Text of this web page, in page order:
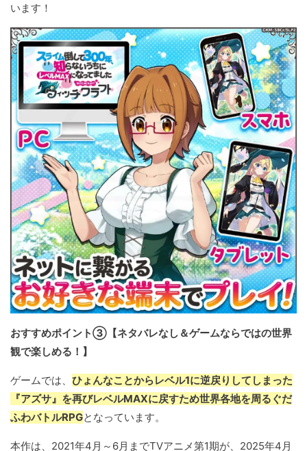
います！
おすすめポイント③【ネタバレなし＆ゲームならではの世界
観で楽しめる！】
ゲームでは、 ひょんなことからレベル1に逆戻りしてしまった
『アズサ』を再びレベルMAXに戻すため世界各地を周るぐだ
ふわバトルRPGとなっています。
本作は、2021年4月～6月までTVアニメ第1期が、2025年4月